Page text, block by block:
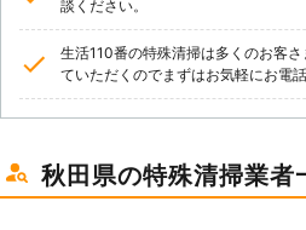
談ください。
生活110番の特殊清掃は多くのお客
ていただくのでまずはお気軽にお電話
秋田県の特殊清掃業者